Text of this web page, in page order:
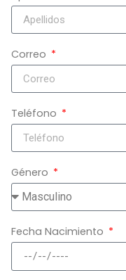
Correo
Teléfono
Género
Fecha Nacimiento